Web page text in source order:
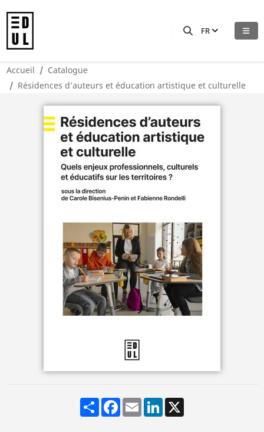
FR
Accueil
Catalogue
Résidences d’auteurs et éducation artistique et culturelle
Share Facebook
Email LinkedIn